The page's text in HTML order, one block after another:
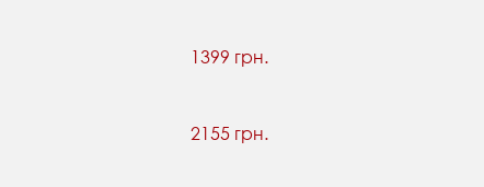
1399 грн.
2155 грн.